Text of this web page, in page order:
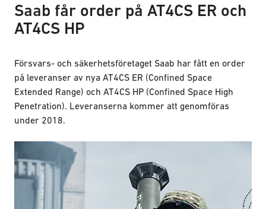
Saab får order på AT4CS ER och
AT4CS HP
Försvars- och säkerhetsföretaget Saab har fått en order
på leveranser av nya AT4CS ER (Confined Space
Extended Range) och AT4CS HP (Confined Space High
Penetration). Leveranserna kommer att genomföras
under 2018.